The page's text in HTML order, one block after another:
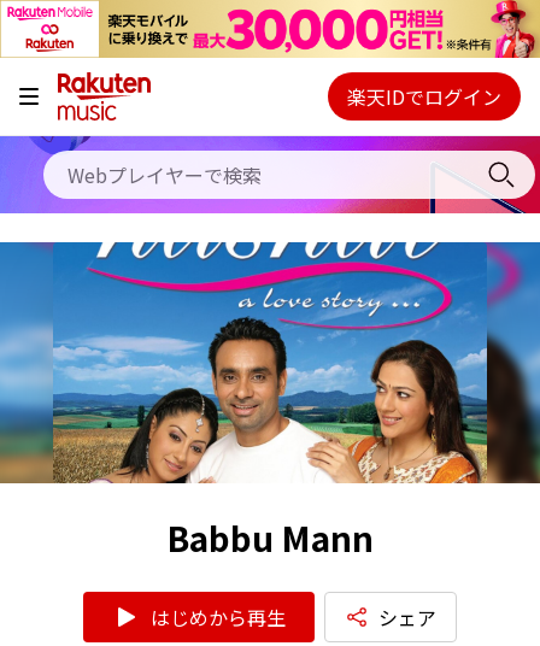
キャンペーン
料金プラン
使い方
初回30日間無料お試し
Webプレイヤー
ご契約内容の確認・変更
楽天IDでログイン
Babbu Mann
はじめから再生 シェア